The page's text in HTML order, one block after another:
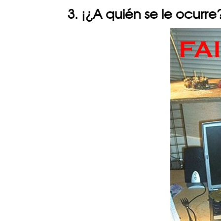
3. ¡¿A quién se le